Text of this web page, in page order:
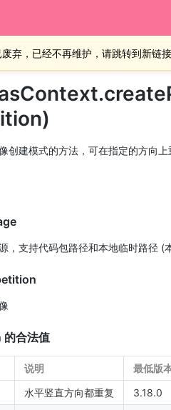
弃，已经不再维护，请跳转到新链接
创建模式的方法，可在指定的方向上
，支持代码包路径和本地临时路径 (
合法值
说明
最低版
水平竖直方向都重复
3.18.0